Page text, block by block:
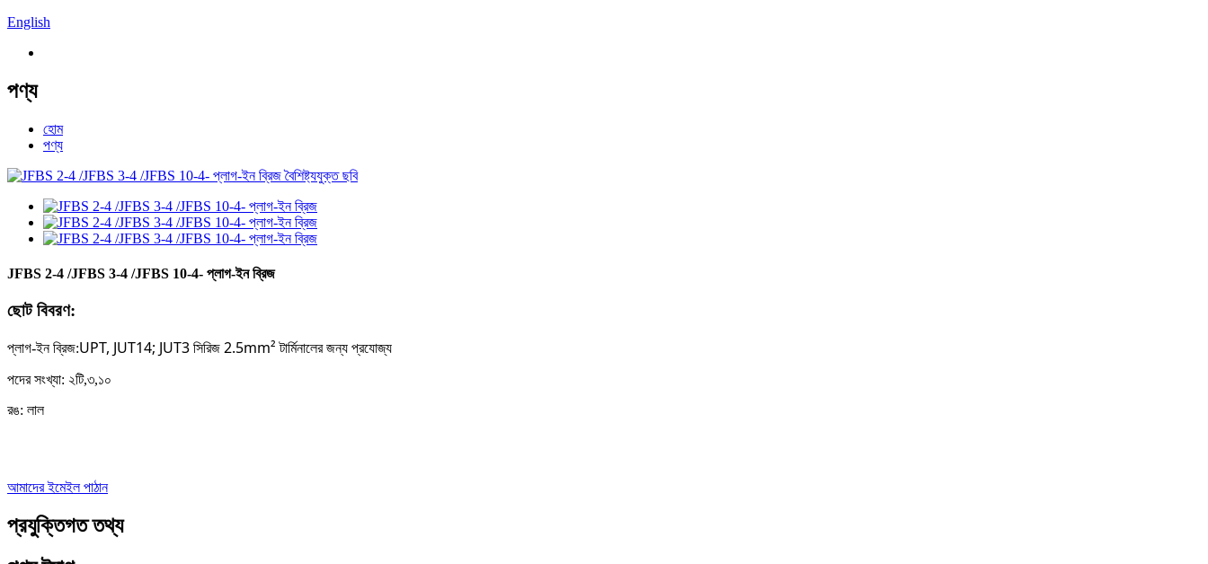
English
পণ্য
হোম
পণ্য
JFBS 2-4 /JFBS 3-4 /JFBS 10-4- প্লাগ-ইন ব্রিজ
ছোট বিবরণ:
প্লাগ-ইন ব্রিজ:UPT, JUT14; JUT3 সিরিজ 2.5mm² টার্মিনালের জন্য প্রযোজ্য
পদের সংখ্যা: ২টি,৩,১০
রঙ: লাল
আমাদের ইমেইল পাঠান
প্রযুক্তিগত তথ্য